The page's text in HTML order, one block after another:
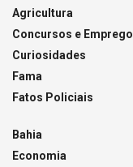
Agricultura
Concursos e Emprego
Curiosidades
Fama
Fatos Policiais
Bahia
Economia